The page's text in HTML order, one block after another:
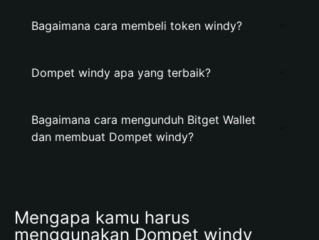
Bagaimana cara membeli token windy?
Dompet windy apa yang terbaik?
Bagaimana cara mengunduh Bitget Wallet
dan membuat Dompet windy?
Mengapa kamu harus
menggunakan Dompet windy